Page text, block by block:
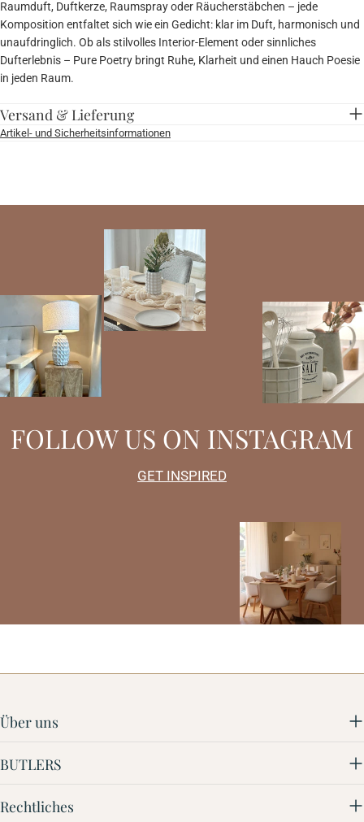
Raumduft, Duftkerze, Raumspray oder Räucherstäbchen – jede
Komposition entfaltet sich wie ein Gedicht: klar im Duft, harmonisch und
unaufdringlich. Ob als stilvolles Interior-Element oder sinnliches
Dufterlebnis – Pure Poetry bringt Ruhe, Klarheit und einen Hauch Poesie
in jeden Raum.
Versand & Lieferung
Artikel- und Sicherheitsinformationen
FOLLOW US ON INSTAGRAM
GET INSPIRED
Über uns
BUTLERS
Rechtliches